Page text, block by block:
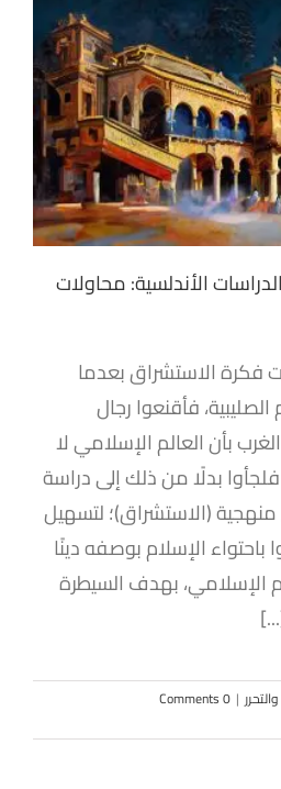
الأندلسية: محاولات
فكرة الاستشراق بعدما
فأقنعوا رجال
بأن العالم الإسلامي لا
بدلًا من ذلك إلى دراسة
(الاستشراق)؛ لتسهيل
الإسلام بوصفه دينًا
الإسلامي، بهدف السيطرة
|
0 Comments